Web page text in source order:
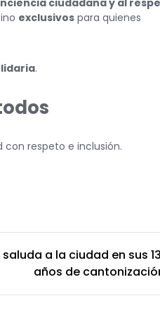
ciudadana y al
exclusivos para quienes
.
con respeto e inclusión.
a la ciudad en sus
años de